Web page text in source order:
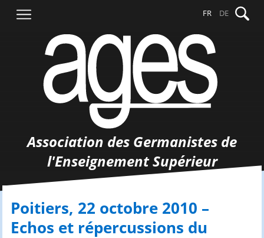
contenu
FR DE
Association des Germanistes de
l'Enseignement Supérieur
Poitiers, 22 octobre 2010 –
Echos et répercussions du